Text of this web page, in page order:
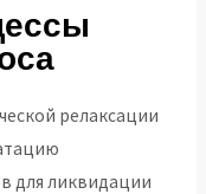
релаксации
для ликвидации